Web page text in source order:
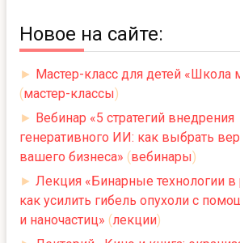
Новое на сайте:
► Мастер-класс для детей «Школа
(мастер-классы)
► Вебинар «5 стратегий внедрения
генеративного ИИ: как выбрать
вашего бизнеса» (вебинары)
► Лекция «Бинарные технологии в
как усилить гибель опухоли с
и наночастиц» (лекции)